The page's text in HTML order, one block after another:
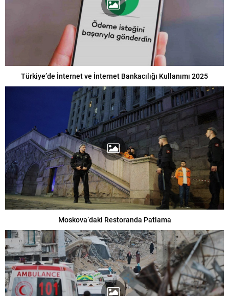
Türkiye’de İnternet ve İnternet Bankacılığı Kullanımı 2025
Moskova’daki Restoranda Patlama